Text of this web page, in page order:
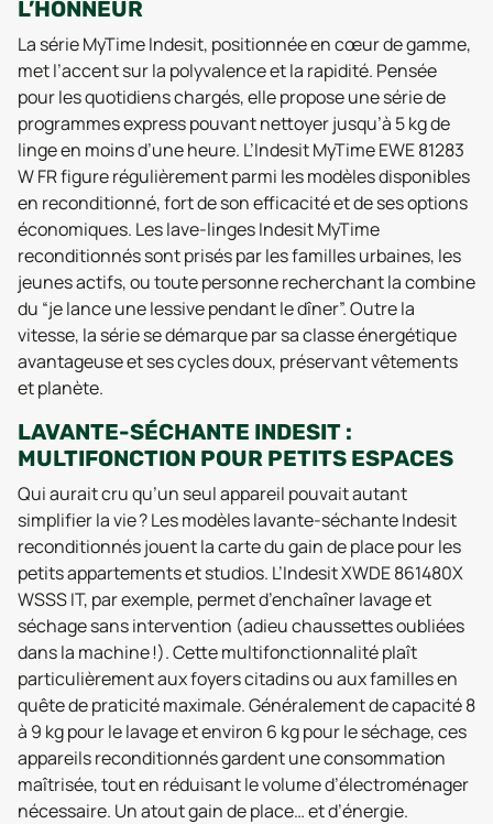
L’HONNEUR
La série MyTime Indesit, positionnée en cœur de gamme,
met l’accent sur la polyvalence et la rapidité. Pensée
pour les quotidiens chargés, elle propose une série de
programmes express pouvant nettoyer jusqu’à 5 kg de
linge en moins d’une heure. L’Indesit MyTime EWE 81283
W FR figure régulièrement parmi les modèles disponibles
en reconditionné, fort de son efficacité et de ses options
économiques. Les lave-linges Indesit MyTime
reconditionnés sont prisés par les familles urbaines, les
jeunes actifs, ou toute personne recherchant la combine
du “je lance une lessive pendant le dîner”. Outre la
vitesse, la série se démarque par sa classe énergétique
avantageuse et ses cycles doux, préservant vêtements
et planète.
LAVANTE-SÉCHANTE INDESIT :
MULTIFONCTION POUR PETITS ESPACES
Qui aurait cru qu’un seul appareil pouvait autant
simplifier la vie ? Les modèles lavante-séchante Indesit
reconditionnés jouent la carte du gain de place pour les
petits appartements et studios. L’Indesit XWDE 861480X
WSSS IT, par exemple, permet d’enchaîner lavage et
séchage sans intervention (adieu chaussettes oubliées
dans la machine !). Cette multifonctionnalité plaît
particulièrement aux foyers citadins ou aux familles en
quête de praticité maximale. Généralement de capacité 8
à 9 kg pour le lavage et environ 6 kg pour le séchage, ces
appareils reconditionnés gardent une consommation
maîtrisée, tout en réduisant le volume d’électroménager
nécessaire. Un atout gain de place… et d’énergie.